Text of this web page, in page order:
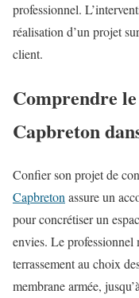
professionnel.
réalisation d’un projet
client.
Comprendre
Capbreton
Confier son projet de
Capbreton assure un
pour concrétiser un
envies. Le professionnel
terrassement au choix
membrane armée,